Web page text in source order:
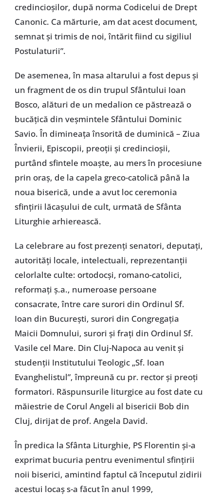
credincioşilor, după norma Codicelui de Drept
Canonic. Ca mărturie, am dat acest document,
semnat şi trimis de noi, întărit fiind cu sigiliul
Postulaturii”.
De asemenea, în masa altarului a fost depus şi
un fragment de os din trupul Sfântului Ioan
Bosco, alături de un medalion ce păstrează o
bucăţică din veşmintele Sfântului Dominic
Savio. În dimineaţa însorită de duminică – Ziua
Învierii, Episcopii, preoţii şi credincioşii,
purtând sfintele moaşte, au mers în procesiune
prin oraş, de la capela greco-catolică până la
noua biserică, unde a avut loc ceremonia
sfinţirii lăcaşului de cult, urmată de Sfânta
Liturghie arhierească.
La celebrare au fost prezenţi senatori, deputaţi,
autorităţi locale, intelectuali, reprezentanţii
celorlalte culte: ortodocşi, romano-catolici,
reformaţi ş.a., numeroase persoane
consacrate, între care surori din Ordinul Sf.
Ioan din Bucureşti, surori din Congregaţia
Maicii Domnului, surori şi fraţi din Ordinul Sf.
Vasile cel Mare. Din Cluj-Napoca au venit şi
studenţii Institutului Teologic „Sf. Ioan
Evanghelistul”, împreună cu pr. rector şi preoţi
formatori. Răspunsurile liturgice au fost date cu
măiestrie de Corul Angeli al bisericii Bob din
Cluj, dirijat de prof. Angela David.
În predica la Sfânta Liturghie, PS Florentin şi-a
exprimat bucuria pentru evenimentul sfinţirii
noii biserici, amintind faptul că începutul zidirii
acestui locaş s-a făcut în anul 1999,